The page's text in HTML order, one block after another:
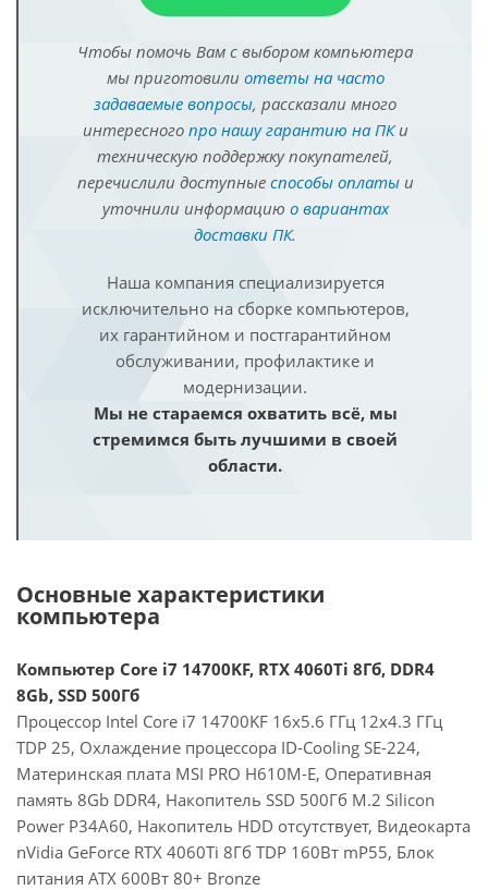
Чтобы помочь Вам с выбором компьютера
мы приготовили ответы на часто
задаваемые вопросы, рассказали много
интересного про нашу гарантию на ПКи
техническую поддержку покупателей,
перечислили доступные способы оплатыи
уточнили информацию о вариантах
доставки ПК.
Наша компания специализируется
исключительно на сборке компьютеров,
их гарантийном и постгарантийном
обслуживании, профилактике и
модернизации.
Мы не стараемся охватить всё, мы
стремимся быть лучшими в своей
области.
Основные характеристики
компьютера
Компьютер Core i7 14700KF, RTX 4060Ti 8Гб, DDR4
8Gb, SSD 500Гб
Процессор Intel Core i7 14700KF 16x5.6 ГГц 12x4.3 ГГц
TDP 25, Охлаждение процессора ID-Cooling SE-224,
Материнская плата MSI PRO H610M-E, Оперативная
память 8Gb DDR4, Накопитель SSD 500Гб M.2 Silicon
Power P34A60, Накопитель HDD отсутствует, Видеокарта
nVidia GeForce RTX 4060Ti 8Гб TDP 160Вт mP55, Блок
питания ATX 600Вт 80+ Bronze